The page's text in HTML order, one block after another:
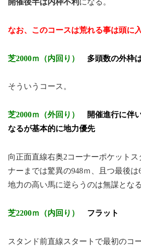
開催後半は内枠不利 になる。
なお、このコースは荒れる事は頭に
芝2000ｍ（内回り） 多頭数の外枠
そういうコース。
芝2000ｍ（外回り）
開催進行に伴
なるが基本的に地力優先
向正面直線右奥2コーナーポケット
ナーまでは驚異の948ｍ、且つ最後
地力の高い馬に逆らうのは無謀とな
芝2200ｍ（内回り） フラット
スタンド前直線スタートで最初のコ